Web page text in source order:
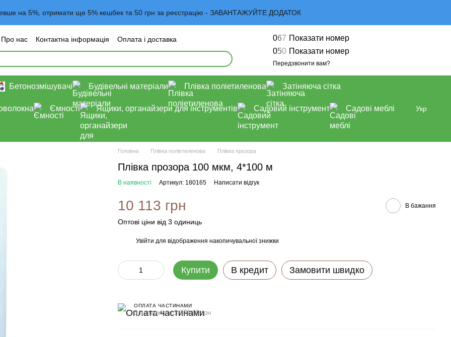
на 5%, отримати ще 5% кешбек та 50 грн за реєстрацію - ЗАВАНТАЖУЙТЕ ДОДАТОК
Про нас Контактна інформація
Оплата і доставка
користувача
Договор оферта Блог
067 Показати номер
050 Показати номер
Передзвонити вам?
Бетонозмішувачі Будівельні матеріали Плівка поліетиленова Затіняюча сітка
Ємності Ящики, органайзери для інструментів Садовий інструмент Садові меблі Укр
Головна Плівка поліетиленова Плівка прозора
Плівка прозора 100 мкм, 4*100 м
В наявності Артикул: 180165 Написати відгук
10 113 грн В бажання
Оптові ціни від 3 одиниць
Увійти для відображення накопичувальної знижки
Купити В кредит Замовити швидко
ОПЛАТА ЧАСТИНАМИ
3 платежі по 3 371.00 грн